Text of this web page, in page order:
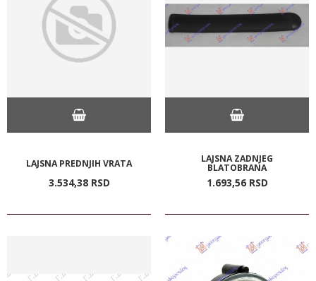
LAJSNA PREDNJIH VRATA
3.534,38 RSD
LAJSNA ZADNJEG
BLATOBRANA
1.693,56 RSD